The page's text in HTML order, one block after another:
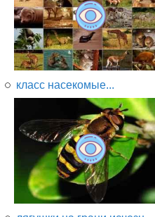
класс насекомые...